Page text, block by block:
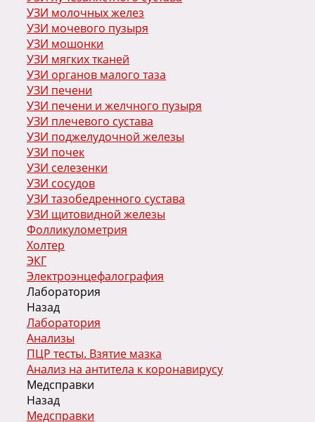
УЗИ молочных желез
УЗИ мочевого пузыря
УЗИ мошонки
УЗИ мягких тканей
УЗИ органов малого таза
УЗИ печени
УЗИ печени и желчного пузыря
УЗИ плечевого сустава
УЗИ поджелудочной железы
УЗИ почек
УЗИ селезенки
УЗИ сосудов
УЗИ тазобедренного сустава
УЗИ щитовидной железы
Фолликулометрия
Холтер
ЭКГ
Электроэнцефалография
Лаборатория
Назад
Лаборатория
Анализы
ПЦР тесты. Взятие мазка
Анализ на антитела к коронавирусу
Медсправки
Назад
Медсправки